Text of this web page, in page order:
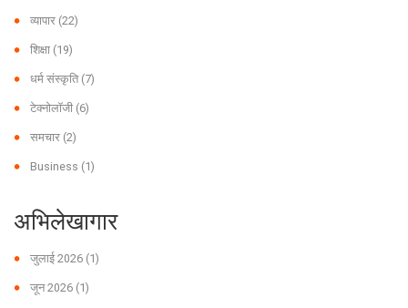
व्यापार (22)
शिक्षा (19)
धर्म संस्कृति (7)
टेक्नोलॉजी (6)
समचार (2)
Business (1)
अभिलेखागार
जुलाई 2026 (1)
जून 2026 (1)